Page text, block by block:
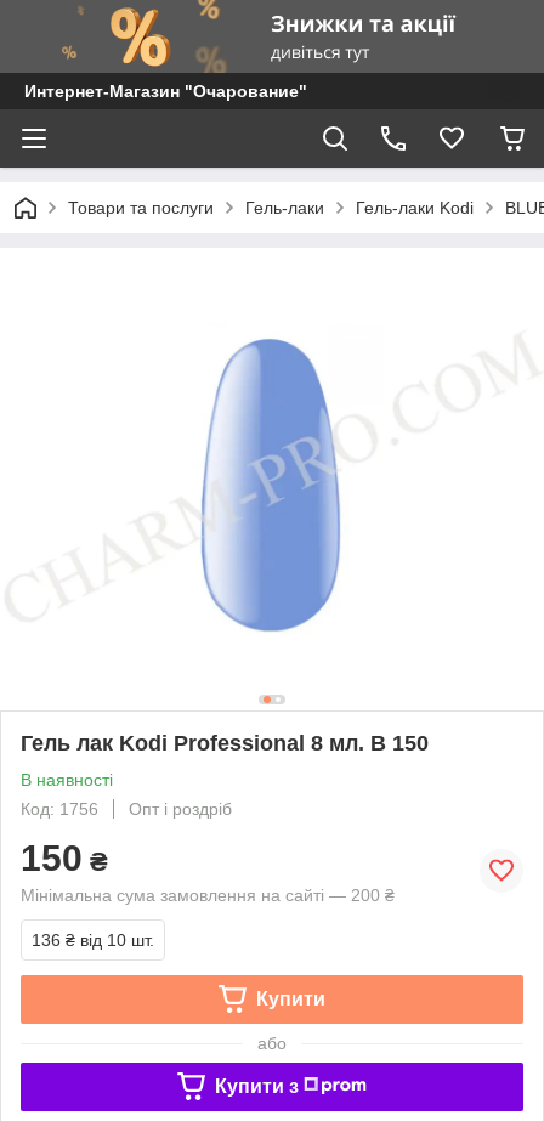
Интернет-Магазин "Очарование"
Товари та послуги Гель-лаки Гель-лаки Kodi
Гель лак Kodi Professional 8 мл. B 150
В наявності
Код: 1756
Опт і роздріб
150 ₴
Мінімальна сума замовлення на сайті — 200 ₴
136 ₴ від 10 шт.
Купити
або
Купити з